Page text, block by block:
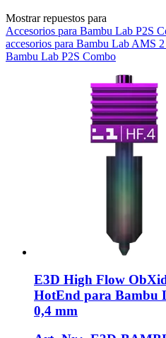
Mostrar repuestos para
Accesorios para Bambu Lab P2S
accesorios para Bambu Lab AMS
Bambu Lab P2S Combo
E3D High Flow
HotEnd para Bambu
0,4 mm